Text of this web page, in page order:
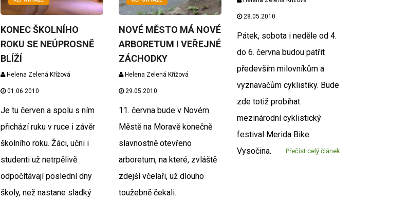
KONEC ŠKOLNÍHO
ROKU SE NEÚPROSNĚ
BLÍŽÍ
Helena Zelená Křížová
01.06.2010
Je tu červen a spolu s ním
přichází ruku v ruce i závěr
školního roku. Žáci, učni i
studenti už netrpělivě
odpočítávají poslední dny
školy, než nastane sladký
NOVÉ MĚSTO MÁ NOVÉ
ARBORETUM I VEŘEJNÉ
ZÁCHODKY
Helena Zelená Křížová
29.05.2010
11. června bude v Novém
Městě na Moravě konečně
slavnostně otevřeno
arboretum, na které, zvláště
zdejší včelaři, už dlouho
toužebně čekali.
28.05.2010
Pátek, sobota i neděle od 4.
do 6. června budou patřit
především milovníkům a
vyznavačům cyklistiky. Bude
zde totiž probíhat
mezinárodní cyklistický
festival Merida Bike
Vysočina.
Přečíst celý článek